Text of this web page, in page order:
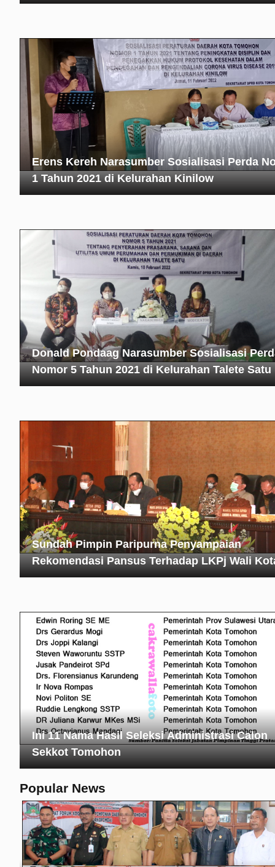
Popular News
Erens Kereh Narasumber Sosialisasi Perda
1 Tahun 2021 di Kelurahan Kinilow
Donald Pondaag Narasumber Sosialisasi
Nomor 5 Tahun 2021 di Kelurahan Talete Satu
Sundah Pimpin Paripurna Penyampaian
Rekomendasi Pansus Terhadap LKPj Wali
Tomohon
Ini 11 Nama Hasil Seleksi Administrasi Calon
Sekkot Tomohon